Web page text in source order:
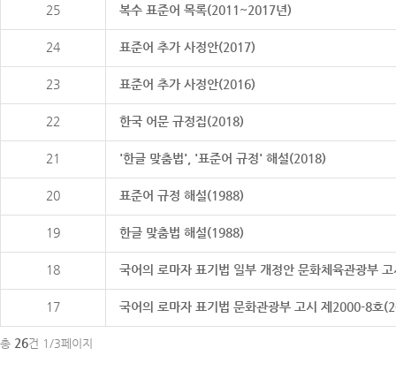
25 복수 표준어 목록(2011~2017년)
24 표준어 추가 사정안(2017)
23 표준어 추가 사정안(2016)
22 한국 어문 규정집(2018)
21 '한글 맞춤법', '표준어 규정' 해설(2018)
20 표준어 규정 해설(1988)
19 한글 맞춤법 해설(1988)
18 국어의 로마자 표기법 일부 개정안 문화체육관광부
17 국어의 로마자 표기법 문화관광부 고시 제2000-8호
총 26건 1/3페이지